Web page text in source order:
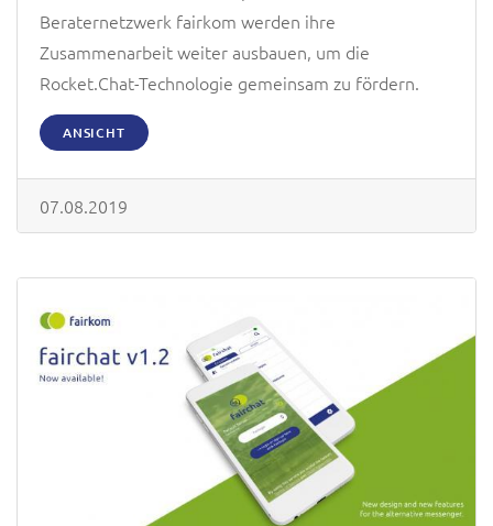
Beraternetzwerk fairkom werden ihre
Zusammenarbeit weiter ausbauen, um die
Rocket.Chat-Technologie gemeinsam zu fördern.
ANSICHT
07.08.2019